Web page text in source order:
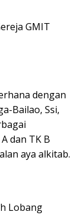
GMIT
dengan
Bailao, Ssi,
dan TK B
aya alkitab.
Lobang